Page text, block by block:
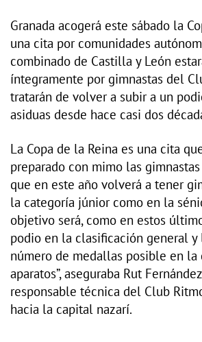
Granada acogerá este sábado la
una cita por comunidades
combinado de Castilla y León
íntegramente por gimnastas del
tratarán de volver a subir a un
asiduas desde hace casi dos
La Copa de la Reina es una cita
preparado con mimo las
que en este año volverá a tener
la categoría júnior como en la
objetivo será, como en estos
podio en la clasificación general
número de medallas posible en
aparatos”, aseguraba Rut
responsable técnica del Club
hacia la capital nazarí.